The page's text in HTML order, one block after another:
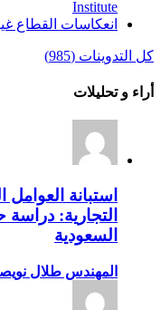
Institute‏
انعكاسات القطاع
كل التدوينات (985)
أراء و تحليلات
استبانة
التجارية: دراسة
السعودية
المهندس طلال